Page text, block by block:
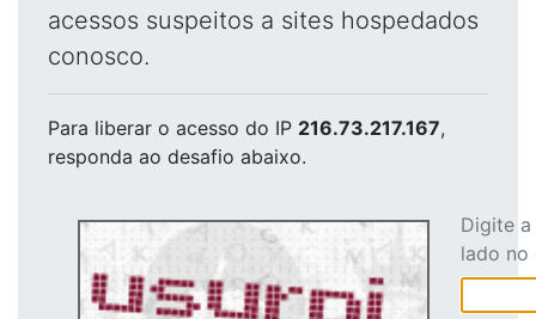
acessos suspeitos a sites hospedados
conosco.
Para liberar o acesso do IP 216.73.217.167,
responda ao desafio abaixo.
Digite
lado no